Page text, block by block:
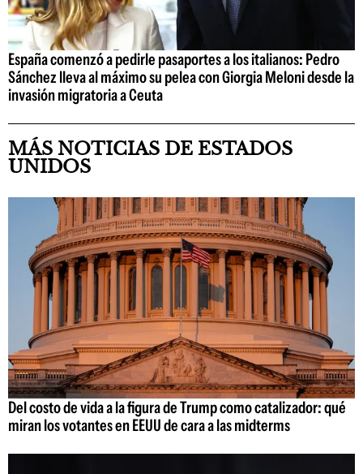
España comenzó a pedirle pasaportes a los italianos: Pedro
Sánchez lleva al máximo su pelea con Giorgia Meloni desde la
invasión migratoria a Ceuta
MÁS NOTICIAS DE ESTADOS
UNIDOS
Del costo de vida a la figura de Trump como catalizador: qué
miran los votantes en EEUU de cara a las midterms